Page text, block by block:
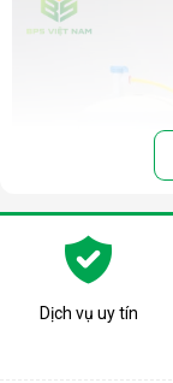
Cấu tạo
Dịch vụ uy tín